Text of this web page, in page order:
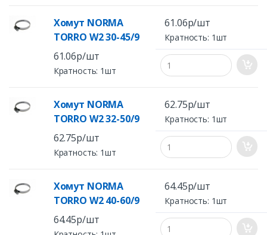
Хомут NORMA
TORRO W2 30-45/9
61.06р/шт
Кратность: 1шт
61.06р/шт
Кратность: 1шт
Хомут NORMA
TORRO W2 32-50/9
62.75р/шт
Кратность: 1шт
62.75р/шт
Кратность: 1шт
Хомут NORMA
TORRO W2 40-60/9
64.45р/шт
64.45р/шт
Кратность: 1шт